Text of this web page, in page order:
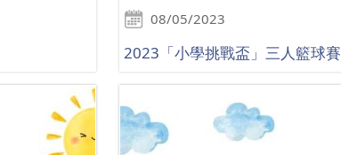
08/05/2023
2023「小學挑戰盃」三人籃球賽